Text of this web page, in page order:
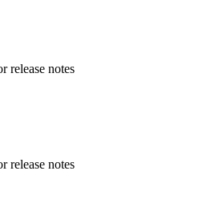
release notes
release notes